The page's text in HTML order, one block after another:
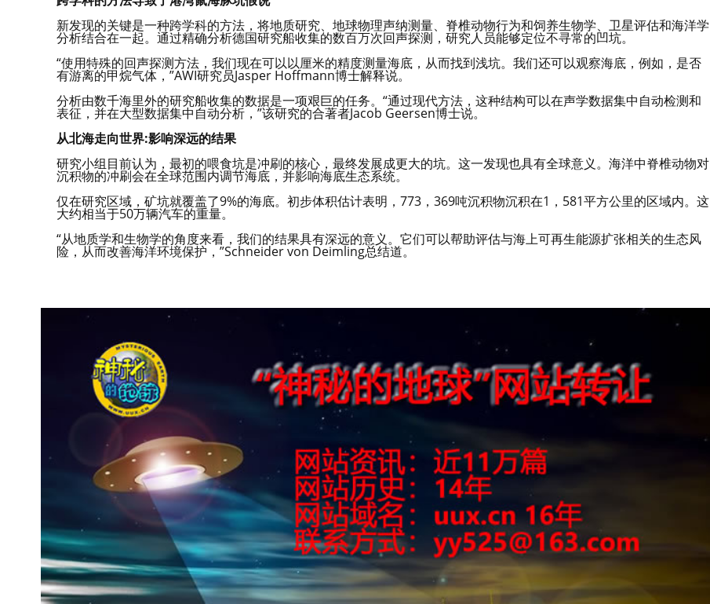
新发现的关键是一种跨学科的方法，将地质研究、地球物理声纳测量、脊椎动物行为和饲养生物学、卫星评估和海洋学
分析结合在一起。通过精确分析德国研究船收集的数百万次回声探测，研究人员能够定位不寻常的凹坑。
“使用特殊的回声探测方法，我们现在可以以厘米的精度测量海底，从而找到浅坑。我们还可以观察海底，例如，是否
有游离的甲烷气体，”AWI研究员Jasper Hoffmann博士解释说。
分析由数千海里外的研究船收集的数据是一项艰巨的任务。“通过现代方法，这种结构可以在声学数据集中自动检测和
表征，并在大型数据集中自动分析，”该研究的合著者Jacob Geersen博士说。
从北海走向世界:影响深远的结果
研究小组目前认为，最初的喂食坑是冲刷的核心，最终发展成更大的坑。这一发现也具有全球意义。海洋中脊椎动物对
沉积物的冲刷会在全球范围内调节海底，并影响海底生态系统。
仅在研究区域，矿坑就覆盖了9%的海底。初步体积估计表明，773，369吨沉积物沉积在1，581平方公里的区域内。这
大约相当于50万辆汽车的重量。
“从地质学和生物学的角度来看，我们的结果具有深远的意义。它们可以帮助评估与海上可再生能源扩张相关的生态风
险，从而改善海洋环境保护，”Schneider von Deimling总结道。